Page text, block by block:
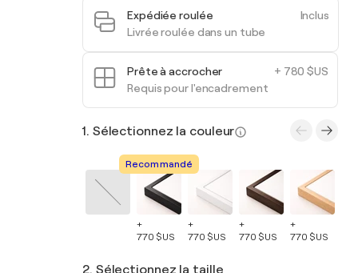
Inclus
Expédiée roulée
Livrée roulée dans un tube
+ 780 $US
Prête à accrocher
Requis pour l'encadrement
1. Sélectionnez la couleur
Recommandé
+
770 $US
+
770 $US
+
770 $US
+
770 $US
2. Sélectionnez la taille